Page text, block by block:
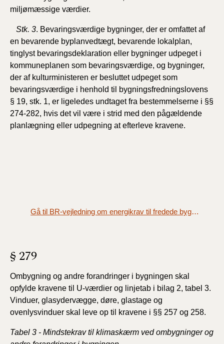
miljømæssige værdier.
Stk. 3. Bevaringsværdige bygninger, der er omfattet af
en bevarende byplanvedtægt, bevarende lokalplan,
tinglyst bevaringsdeklaration eller bygninger udpeget i
kommuneplanen som bevaringsværdige, og bygninger,
der af kulturministeren er besluttet udpeget som
bevaringsværdige i henhold til bygningsfredningslovens
§ 19, stk. 1, er ligeledes undtaget fra bestemmelserne i §§
274-282, hvis det vil være i strid med den pågældende
planlægning eller udpegning at efterleve kravene.
Gå til BR-vejledning om energikrav til fredede bygninger
§ 279
Ombygning og andre forandringer i bygningen skal
opfylde kravene til U-værdier og linjetab i bilag 2, tabel 3.
Vinduer, glasydervægge, døre, glastage og
ovenlysvinduer skal leve op til kravene i §§ 257 og 258.
Tabel 3 - Mindstekrav til klimaskærm ved ombygninger og